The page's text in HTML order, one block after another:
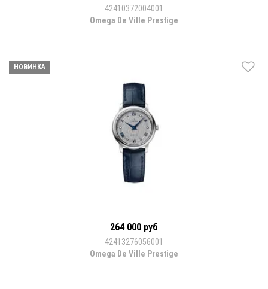
42410372004001
Omega De Ville Prestige
НОВИНКА
264 000 руб
42413276056001
Omega De Ville Prestige